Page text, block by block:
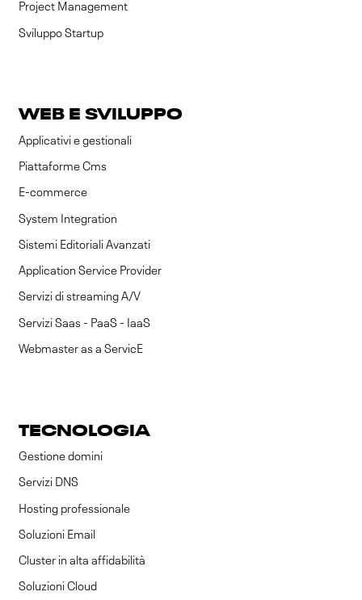
Project Management
Sviluppo Startup
WEB E SVILUPPO
Applicativi e gestionali
Piattaforme Cms
E-commerce
System Integration
Sistemi Editoriali Avanzati
Application Service Provider
Servizi di streaming A/V
Servizi Saas - PaaS - IaaS
Webmaster as a ServicE
TECNOLOGIA
Gestione domini
Servizi DNS
Hosting professionale
Soluzioni Email
Cluster in alta affidabilità
Soluzioni Cloud